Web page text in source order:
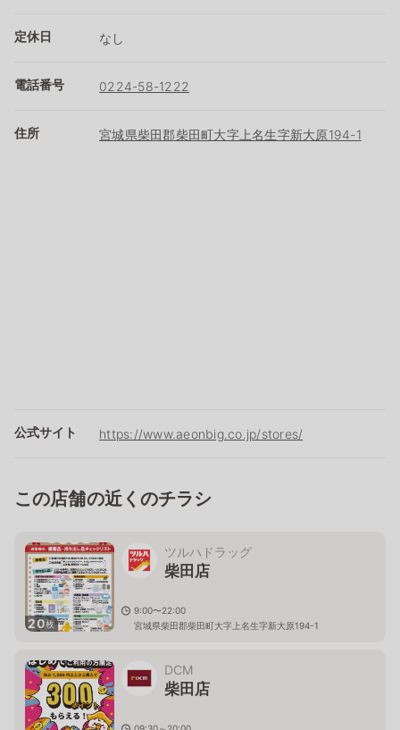
定休日 なし
電話番号 0224-58-1222
住所 宮城県柴田郡柴田町大字上名生字新大原194-1
公式サイト https://www.aeonbig.co.jp/stores/
この店舗の近くのチラシ
20枚
ツルハドラッグ
柴田店
9:00〜22:00
宮城県柴田郡柴田町大字上名生字新大原194-1
DCM
柴田店